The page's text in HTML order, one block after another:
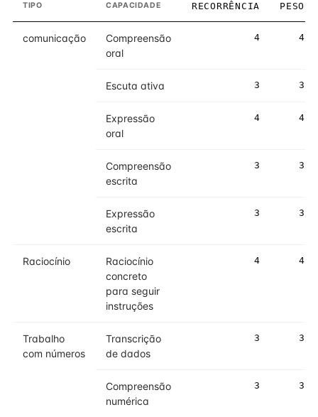
TIPO CAPACIDADE RECORRÊNCIA PESO
comunicação
Compreensão
oral
4 4
Escuta ativa 3 3
Expressão
oral
4 4
Compreensão
escrita
3 3
Expressão
escrita
3 3
Raciocínio
Raciocínio
concreto
para seguir
instruções
4 4
Trabalho
com números
Transcrição
de dados
3 3
Compreensão
numérica
3 3